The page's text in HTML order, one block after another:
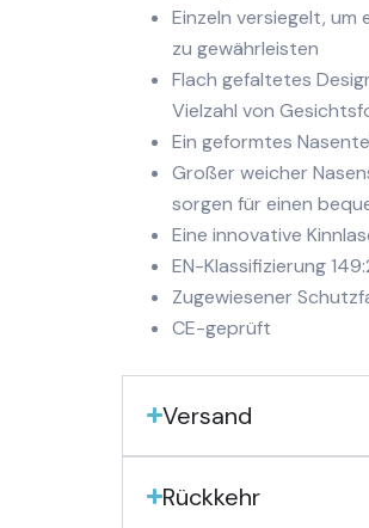
Einzeln versiegelt, um
zu gewährleisten
Flach gefaltetes
Vielzahl von
Ein geformtes
Großer weicher
sorgen für einen
Eine innovative
EN-Klassifizierung
Zugewiesener
CE-geprüft
Versand
Rückkehr